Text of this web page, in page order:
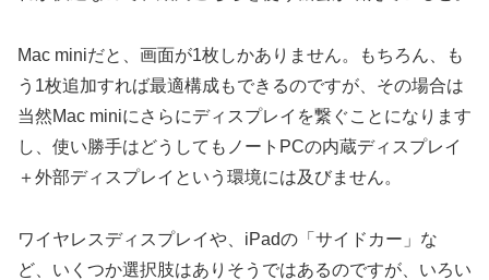
Mac miniだと、画面が1枚しかありません。もちろん、も
う1枚追加すれば最適構成もできるのですが、その場合は
当然Mac miniにさらにディスプレイを繋ぐことになります
し、使い勝手はどうしてもノートPCの内蔵ディスプレイ
＋外部ディスプレイという環境には及びません。
ワイヤレスディスプレイや、iPadの「サイドカー」な
ど、いくつか選択肢はありそうではあるのですが、いろい